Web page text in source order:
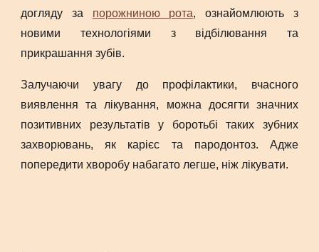
догляду за порожниною рота, ознайомлюють з
новими технологіями з відбілювання та
прикрашання зубів.
Залучаючи увагу до профілактики, вчасного
виявлення та лікування, можна досягти значних
позитивних результатів у боротьбі таких зубних
захворювань, як карієс та пародонтоз. Адже
попередити хворобу набагато легше, ніж лікувати.